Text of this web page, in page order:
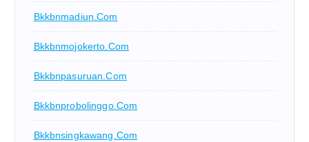
Bkkbnmadiun.com
Bkkbnmojokerto.com
Bkkbnpasuruan.com
Bkkbnprobolinggo.com
Bkkbnsingkawang.com